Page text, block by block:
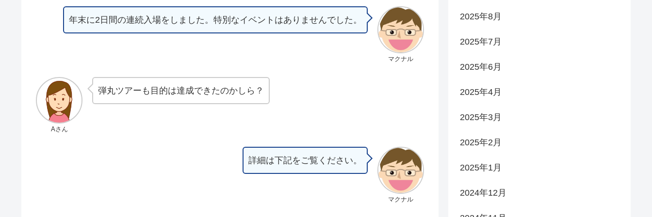
マクナル
年末に2日間の連続入場をしました。特別なイベントはありませんでした。
Aさん
弾丸ツアーも目的は達成できたのかしら？
マクナル
詳細は下記をご覧ください。
2025年8月
2025年7月
2025年6月
2025年4月
2025年3月
2025年2月
2025年1月
2024年12月